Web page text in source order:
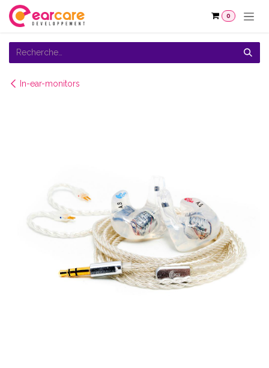
Se rendre au contenu
0
In-ear-monitors